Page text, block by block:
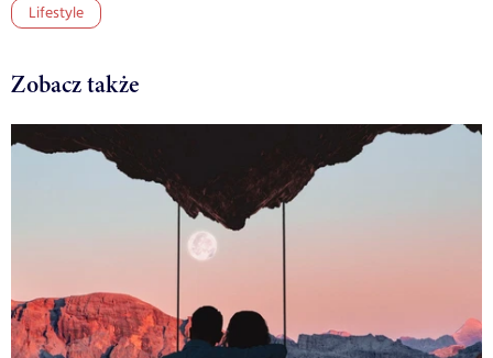
Lifestyle
Zobacz także